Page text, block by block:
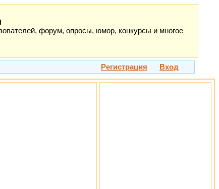
форум, опросы, юмор, конкурсы и многое
Регистрация Вход